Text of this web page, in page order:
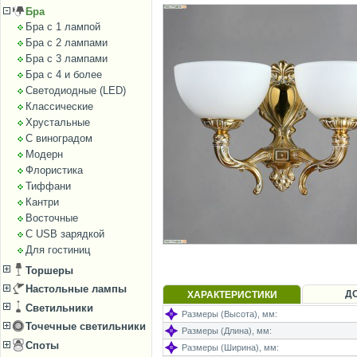
Бра
Бра с 1 лампой
Бра с 2 лампами
Бра с 3 лампами
Бра с 4 и более
Светодиодные (LED)
Классические
Хрустальные
С виноградом
Модерн
Флористика
Тиффани
Кантри
Восточные
С USB зарядкой
Для гостиниц
Торшеры
Настольные лампы
Светильники
Точечные светильники
Споты
ХАРАКТЕРИСТИКИ
Размеры (Высота), мм:
Размеры (Длина), мм:
Размеры (Ширина), мм: